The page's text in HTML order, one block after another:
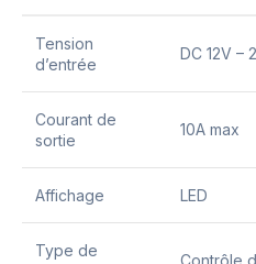
Tension
d’entrée
DC 12V –
Courant de
sortie
10A max
Affichage LED
Type de
Contrôle